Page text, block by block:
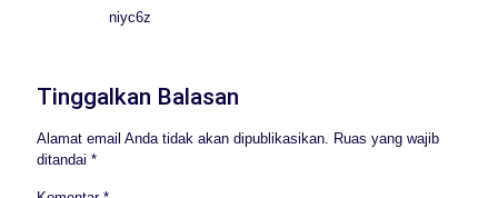
niyc6z
Tinggalkan Balasan
Alamat email Anda tidak akan dipublikasikan. Ruas yang wajib
ditandai *